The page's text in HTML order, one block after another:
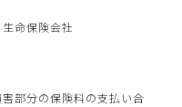
命保険会社
部分の保険料の支払い合